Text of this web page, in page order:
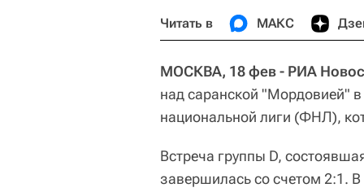
Читать в МАКС
МОСКВА, 18 фев - РИА
над саранской "Мордовией" в
национальной лиги (ФНЛ),
Встреча группы D,
завершилась со счетом 2:1.